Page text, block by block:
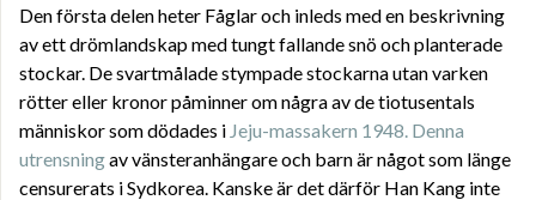
Den första delen heter Fåglar och inleds med en beskrivning
av ett drömlandskap med tungt fallande snö och planterade
stockar. De svartmålade stympade stockarna utan varken
rötter eller kronor påminner om några av de tiotusentals
människor som dödades i Jeju-massakern 1948. Denna
utrensningav vänsteranhängare och barn är något som länge
censurerats i Sydkorea. Kanske är det därför Han Kang inte